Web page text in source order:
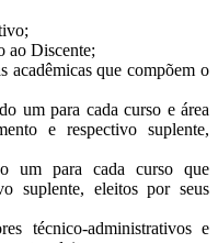
ao Discente;
acadêmicas que compõem o
um para cada curso e área
e respectivo suplente,
um para cada curso que
suplente, eleitos por seus
técnico-administrativos e